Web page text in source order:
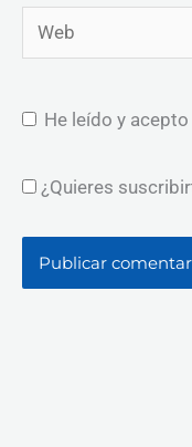
Web
He leído y acepto
¿Quieres